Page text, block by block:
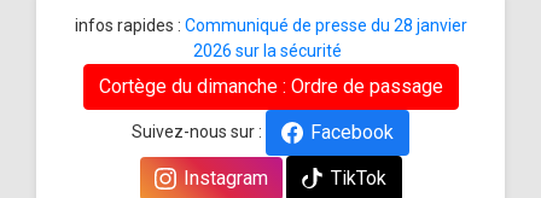
infos rapides : Communiqué de presse du 28 janvier
2026 sur la sécurité
Cortège du dimanche : Ordre de passage
Suivez-nous sur :
Facebook
Instagram
TikTok